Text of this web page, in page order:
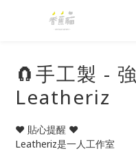
🧲手工製 -
Leatheriz
❤️ 貼心提醒 ❤️
Leatheriz是一人工作室